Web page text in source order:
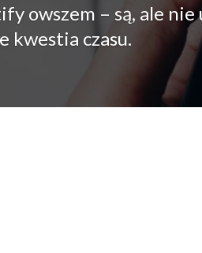
owszem – są, ale
kwestia czasu.